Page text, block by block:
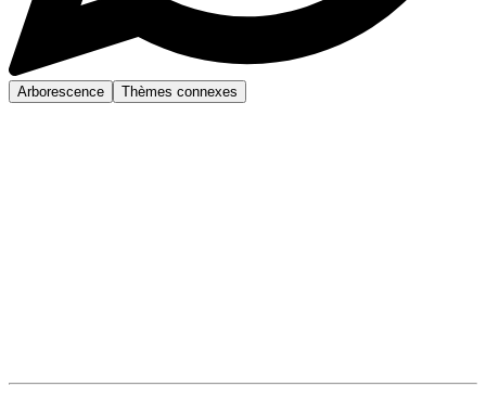
Arborescence Thèmes connexes